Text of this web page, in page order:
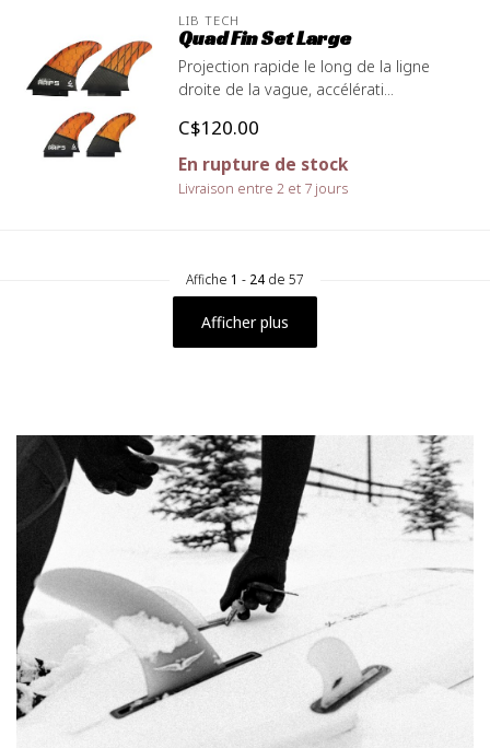
LIB TECH
Quad Fin Set Large
Projection rapide le long de la ligne
droite de la vague, accélérati...
C$120.00
En rupture de stock
Livraison entre 2 et 7 jours
Affiche 1 - 24 de 57
Afficher plus